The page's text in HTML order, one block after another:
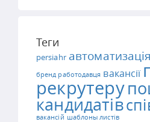
Теги
persiahr
бренд работодавця вакансії
рекрутеру
кандидатів
вакансій шаблоны листів